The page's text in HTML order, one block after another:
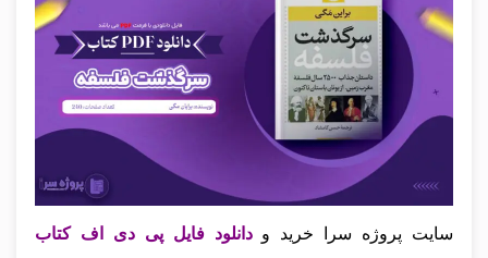
سایت پروژه سرا خرید و دانلود فایل پی دی اف کتاب